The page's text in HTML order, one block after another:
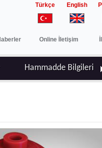
Türkçe English
Online İletişim
Hammadde Bilgileri